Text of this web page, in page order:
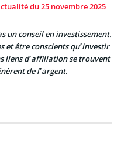
du 25 novembre 2025
un conseil en investissement.
et être conscients qu’investir
liens d’affiliation se trouvent
de l’argent.